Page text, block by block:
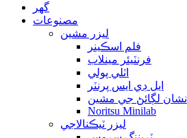
گهر
مصنوعات
ليزر مشين
فلم اسڪينر
فرنٽيئر مينلاب
اٽلي پولي
ايل ڊي ايس پرنٽر
نشان لڳائڻ جي مشين
Noritsu Minilab
ليزر ٽيڪنالاجي